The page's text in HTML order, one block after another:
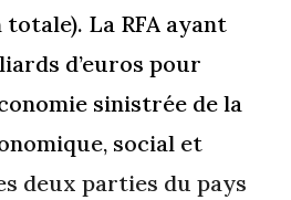
La RFA ayant
d’euros pour
sinistrée de la
social et
deux parties du pays